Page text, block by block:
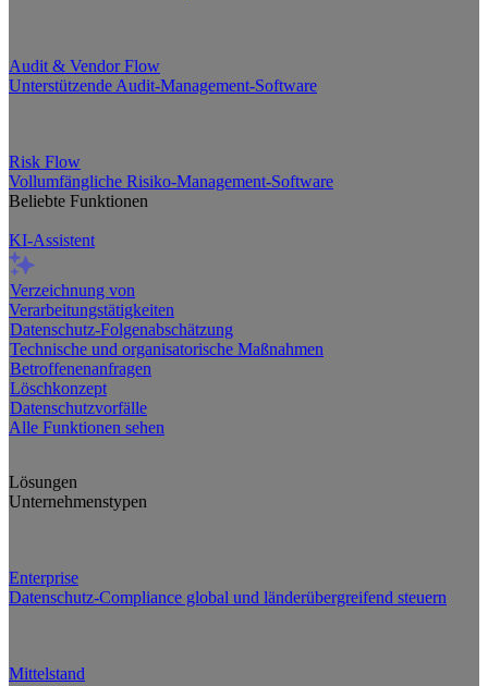
Audit & Vendor Flow
Unterstützende Audit-Management-Software
Risk Flow
Vollumfängliche Risiko-Management-Software
Beliebte Funktionen
KI-Assistent
Verzeichnung von
Verarbeitungstätigkeiten
Datenschutz-Folgenabschätzung
Technische und organisatorische Maßnahmen
Betroffenenanfragen
Löschkonzept
Datenschutzvorfälle
Alle Funktionen sehen
Lösungen
Unternehmenstypen
Enterprise
Datenschutz-Compliance global und länderübergreifend steuern
Mittelstand